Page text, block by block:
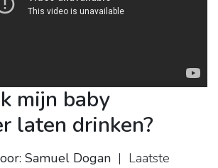
mijn baby
laten drinken?
Samuel Dogan | Laatste